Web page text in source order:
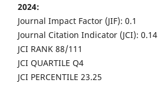
2024:
Journal Impact Factor (JIF): 0.1
Journal Citation Indicator (JCI): 0.14
JCI RANK 88/111
JCI QUARTILE Q4
JCI PERCENTILE 23.25